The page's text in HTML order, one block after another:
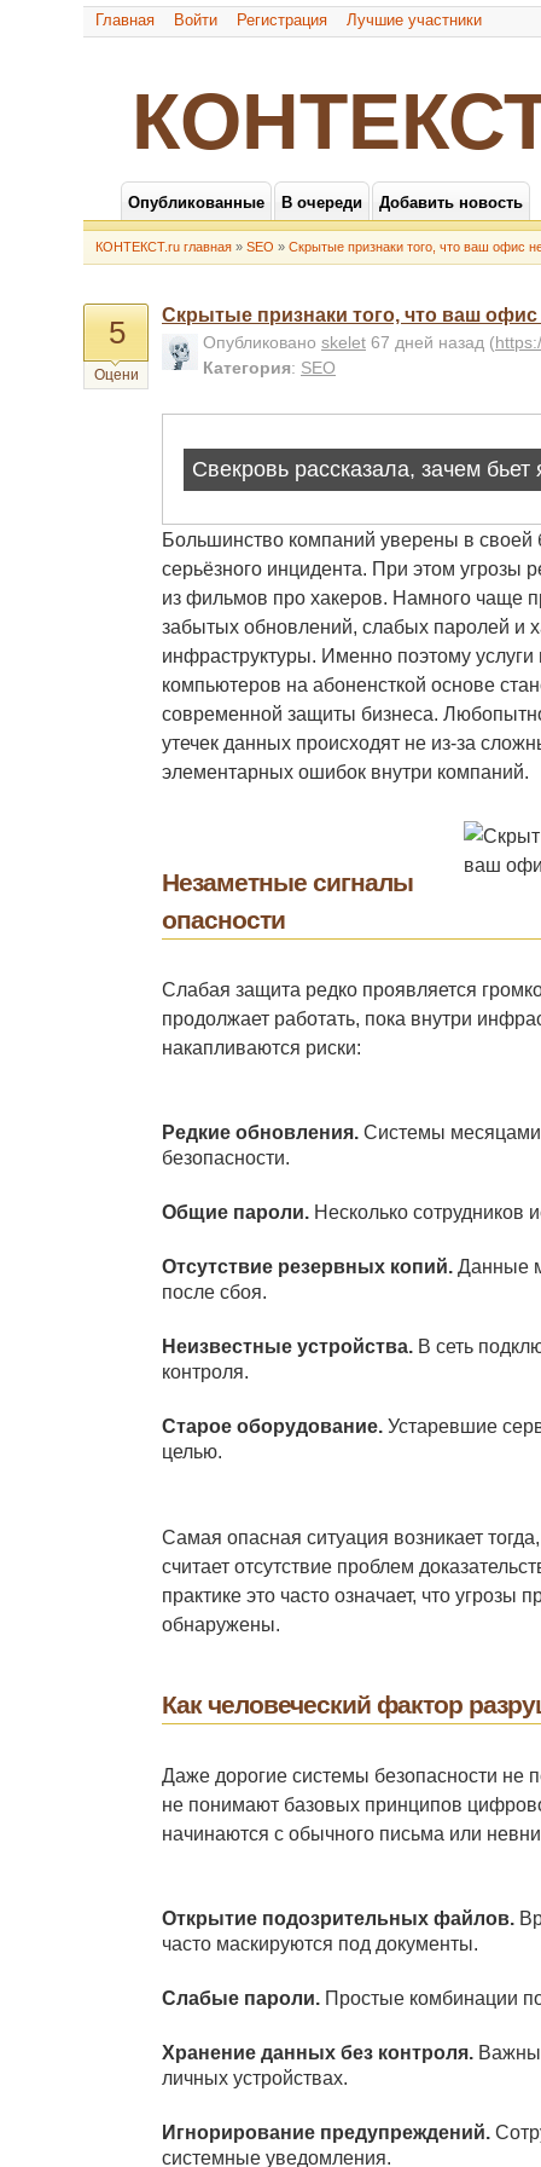
Главная Войти Регистрация Лучшие участники
Опубликованные В очереди Добавить новость
КОНТЕКСТ.ru главная » SEO » Скрытые признаки того, что ваш офис
5
Оцени
Скрытые признаки того, что ваш
Опубликовано skelet 67 дней назад (
Категория: SEO
Большинство компаний уверены в своей
серьёзного инцидента. При этом угрозы
из фильмов про хакеров. Намного чаще
забытых обновлений, слабых паролей и
инфраструктуры. Именно поэтому услуги
компьютеров на абоненсткой основе
современной защиты бизнеса.
утечек данных происходят не из-за
элементарных ошибок внутри компаний.
Незаметные сигналы
опасности
Слабая защита редко проявляется
продолжает работать, пока внутри
накапливаются риски:
Редкие обновления. Системы месяцами
безопасности.
Общие пароли. Несколько сотрудников
Отсутствие резервных копий. Данные
после сбоя.
Неизвестные устройства. В сеть
контроля.
Старое оборудование. Устаревшие
целью.
Самая опасная ситуация возникает
считает отсутствие проблем
практике это часто означает, что угрозы
обнаружены.
Как человеческий фактор
Даже дорогие системы безопасности не
не понимают базовых принципов
начинаются с обычного письма или
Открытие подозрительных файлов.
часто маскируются под документы.
Слабые пароли. Простые комбинации
Хранение данных без контроля.
личных устройствах.
Игнорирование предупреждений.
системные уведомления.